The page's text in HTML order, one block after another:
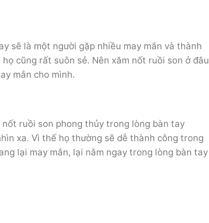
sẽ là một người gặp nhiều may mắn và thành
cũng rất suôn sẻ. Nên xăm nốt ruồi son ở đâu
mắn cho mình.
ruồi son phong thủy trong lòng bàn tay
xa. Vì thế họ thường sẽ dễ thành công trong
lại may mắn, lại nằm ngay trong lòng bàn tay